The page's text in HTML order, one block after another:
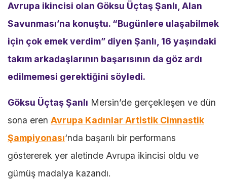
Avrupa ikincisi olan Göksu Üçtaş Şanlı, Alan
Savunması’na konuştu. “Bugünlere ulaşabilmek
için çok emek verdim” diyen Şanlı, 16 yaşındaki
takım arkadaşlarının başarısının da göz ardı
edilmemesi gerektiğini söyledi.
Göksu Üçtaş Şanlı Mersin’de gerçekleşen ve dün
sona eren Avrupa Kadınlar Artistik Cimnastik
Şampiyonası‘nda başarılı bir performans
göstererek yer aletinde Avrupa ikincisi oldu ve
gümüş madalya kazandı.